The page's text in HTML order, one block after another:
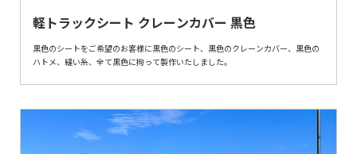
軽トラックシート クレーンカバー 黒色
黒色のシートをご希望のお客様に黒色のシート、黒色のクレーンカバー、黒色の
ハトメ、縫い糸、全て黒色に拘って製作いたしました。